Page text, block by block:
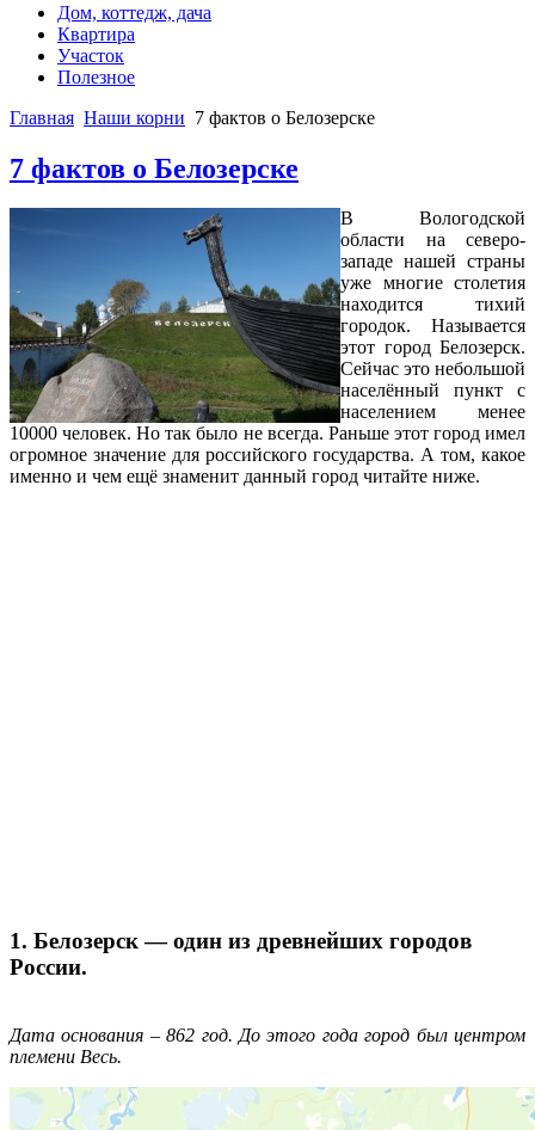
Дом, коттедж, дача
Квартира
Участок
Полезное
Главная Наши корни 7 фактов о Белозерске
7 фактов о Белозерске
В Вологодской
области на северо-
западе нашей страны
уже многие столетия
находится тихий
городок. Называется
этот город Белозерск.
Сейчас это небольшой
населённый пункт с
населением менее
10000 человек. Но так было не всегда. Раньше этот город имел
огромное значение для российского государства. А том, какое
именно и чем ещё знаменит данный город читайте ниже.
1. Белозерск — один из древнейших городов
России.
Дата основания – 862 год. До этого года город был центром
племени Весь.